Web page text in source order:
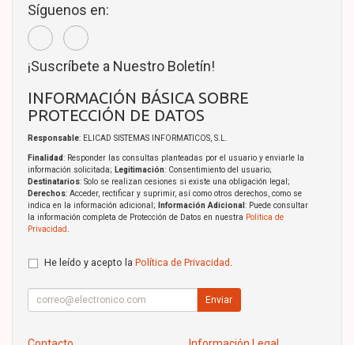
Síguenos en:
¡Suscríbete a Nuestro Boletín!
INFORMACIÓN BÁSICA SOBRE
PROTECCIÓN DE DATOS
Responsable: ELICAD SISTEMAS INFORMATICOS, S.L.
Finalidad: Responder las consultas planteadas por el usuario y enviarle la
información solicitada; Legitimación: Consentimiento del usuario;
Destinatarios: Solo se realizan cesiones si existe una obligación legal;
Derechos: Acceder, rectificar y suprimir, así como otros derechos, como se
indica en la información adicional;
Información Adicional : Puede consultar
la información completa de Protección de Datos en nuestra Política de
Privacidad
He leído y acepto la Política de Privacidad
Enviar